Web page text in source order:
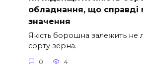
обладнання, що справді
значення
Якість борошна залежить не
сорту зерна.
0 4